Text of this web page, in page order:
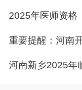
如何